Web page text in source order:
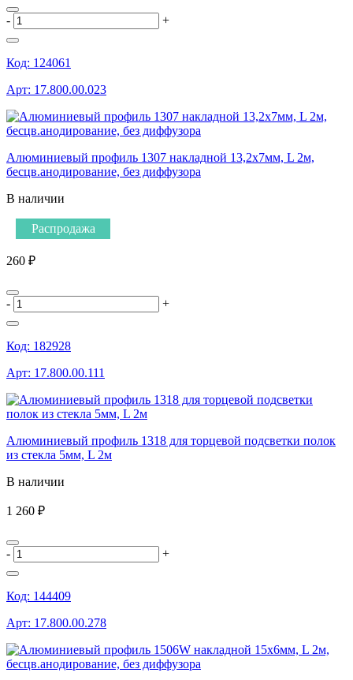
- +
Код: 124061
Арт: 17.800.00.023
Алюминиевый профиль 1307 накладной 13,2х7мм, L 2м,
бесцв.анодирование, без диффузора
В наличии
Распродажа
260 ₽
- +
Код: 182928
Арт: 17.800.00.111
Алюминиевый профиль 1318 для торцевой подсветки полок
из стекла 5мм, L 2м
В наличии
1 260 ₽
- +
Код: 144409
Арт: 17.800.00.278